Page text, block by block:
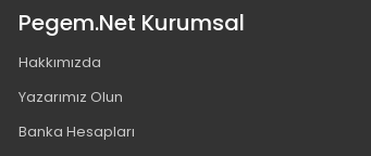
Pegem.Net Kurumsal
Hakkımızda
Yazarımız Olun
Banka Hesapları